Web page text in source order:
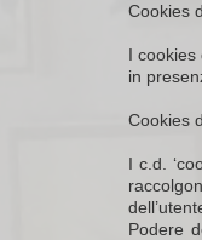
Cookies
I
in
Cookies
I c.d.
Podere